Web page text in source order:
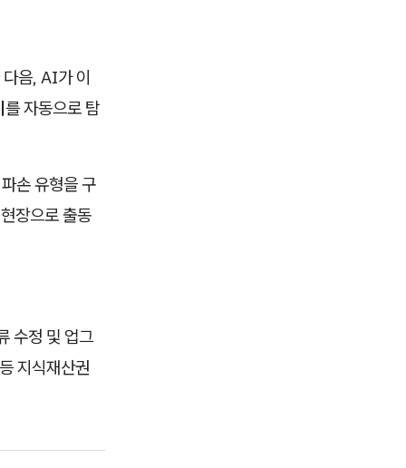
음, AI가 이
를 자동으로 탐
손 유형을 구
장으로 출동
수정 및 업그
지식재산권